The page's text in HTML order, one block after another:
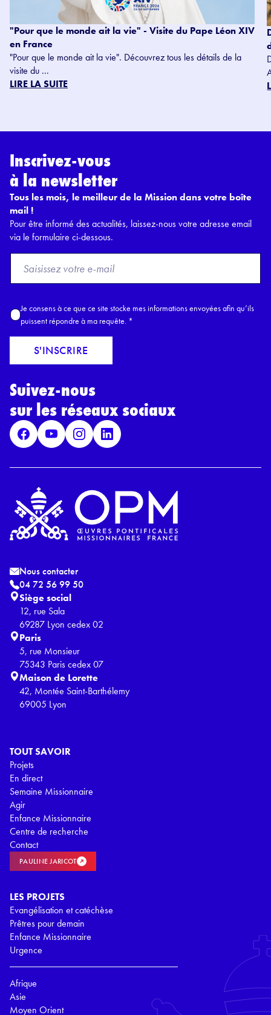
"Pour que le monde ait la vie" - Visite du Pape Léon XIV
en France
"Pour que le monde ait la vie". Découvrez tous les détails de la
visite du ...
LIRE LA SUITE
Inscrivez-vous
à la newsletter
Tous les mois, le meilleur de la Mission dans votre boîte
mail !
Pour être informé des actualités, laissez-nous votre adresse email
via le formulaire ci-dessous.
o
E
a
l
A
c
c
r
R
P
D
*
Je consens à ce que ce site stocke mes informations envoyées afin qu’ils
puissent répondre à ma requête. *
S'INSCRIRE
Suivez-nous
sur les réseaux sociaux
TOUT SAVOIR
Projets
En direct
Semaine Missionnaire
Agir
Enfance Missionnaire
Centre de recherche
Contact
PAULINE JARICOT
LES PROJETS
Evangélisation et catéchèse
Prêtres pour demain
Enfance Missionnaire
Urgence
Afrique
Asie
Moyen Orient
Nous contacter
04 72 56 99 50
Siège social
12, rue Sala
69287 Lyon cedex 02
Paris
5, rue Monsieur
75343 Paris cedex 07
Maison de Lorette
42, Montée Saint-Barthélemy
69005 Lyon